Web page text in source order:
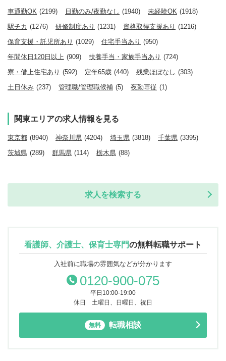
車通勤OK (2199) 日勤のみ/夜勤なし (1940) 未経験OK (1918)
駅チカ (1276) 研修制度あり (1231) 資格取得支援あり (1216)
保育支援・託児所あり (1029) 住宅手当あり (950)
年間休日120日以上 (909) 扶養手当・家族手当あり (724)
寮・借上住宅あり (592) 定年65歳 (440) 残業ほぼなし (303)
土日休み (237) 管理職/管理職候補 (5) 夜勤専従 (1)
関東エリアの求人情報を見る
東京都 (8940) 神奈川県 (4204) 埼玉県 (3818) 千葉県 (3395)
茨城県 (289) 群馬県 (114) 栃木県 (88)
求人を検索する
看護師、介護士、保育士専門の無料転職サポート
入社前に職場の雰囲気などが分かります
0120-900-075
平日10:00-19:00
休日 土曜日、日曜日、祝日
無料 転職相談